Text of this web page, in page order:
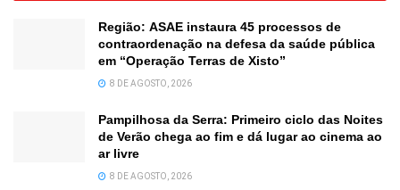
Região: ASAE instaura 45 processos de
contraordenação na defesa da saúde pública
em “Operação Terras de Xisto”
8 DE AGOSTO, 2026
Pampilhosa da Serra: Primeiro ciclo das Noites
de Verão chega ao fim e dá lugar ao cinema ao
ar livre
8 DE AGOSTO, 2026